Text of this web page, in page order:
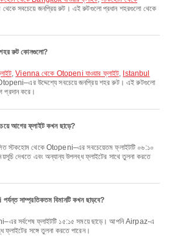
সবচেয়ে জনপ্রিয় রুট। এই রুটগুলো প্রধান শহরগুলো থেকে
রুট কোনগুলো?
,Vienna থেকে Otopeni যাওয়ার ফ্লাইট, Istanbul
উদ্দেশ্যে সবচেয়ে জনপ্রিয় শহর রুট। এই রুটগুলো
প্রদান করে।
আগের ফ্লাইট কখন ছাড়ে?
দেখতে এবং অন্যান্য উপলব্ধ ফ্লাইটের সাথে তুলনা করতে
সাম্প্রতিকতম বিমানটি কখন ছাড়বে?
সঙ্গে তুলনা করতে পারেন।